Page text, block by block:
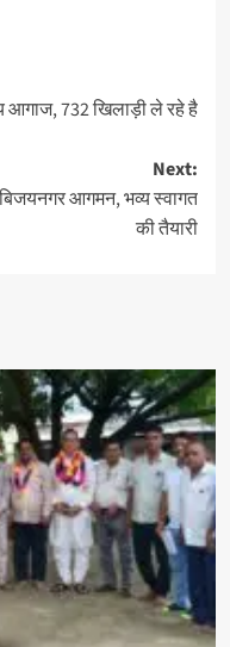
आगाज, 732 खिलाड़ी ले रहे है
Next:
आगमन, भव्य स्वागत
की तैयारी